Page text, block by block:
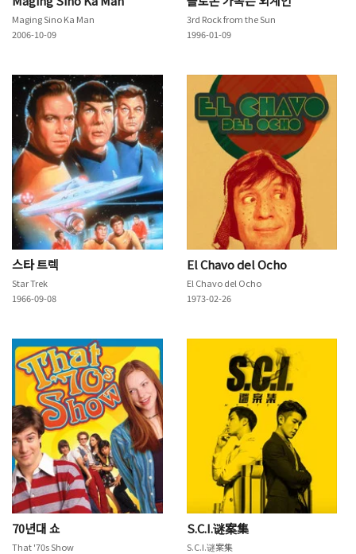
Maging Sino Ka Man
2006-10-09
3rd Rock from the Sun
1996-01-09
스타 트렉
Star Trek
1966-09-08
El Chavo del Ocho
El Chavo del Ocho
1973-02-26
70년대 쇼
That '70s Show
S.C.I.谜案集
S.C.I.谜案集